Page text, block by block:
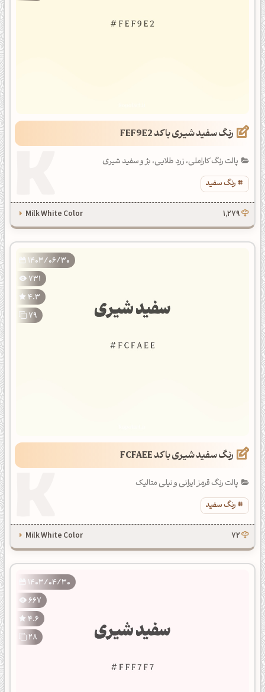
رنگ سفید شیری با کد FEF9E2
پالت رنگ کاراملی، زرد طلایی، بژ و سفید شیری
رنگ سفید
1,279
Milk White Color
1403/06/30
731
4.3
79
رنگ سفید شیری با کد FCFAEE
پالت رنگ قرمز ایرانی و نیلی متالیک
رنگ سفید
72
Milk White Color
1403/04/30
667
4.6
28